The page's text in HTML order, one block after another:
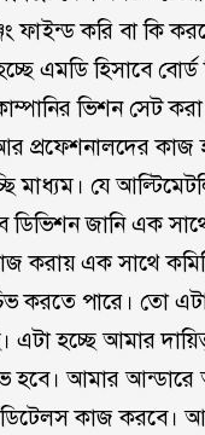
ফাইন্ড করি বা কি
এমডি হিসাবে বোর্ড
ভিশন সেট
প্রফেশনালদের কাজ
মাধ্যম। যে
জানি এক
করায় এক সাথে
করতে পারে। তো
হচ্ছে আমার
হবে। আমার আন্ডারে
ডিটেলস কাজ